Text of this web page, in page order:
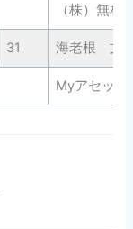
（株）無相
31 海老根 文
Myアセット